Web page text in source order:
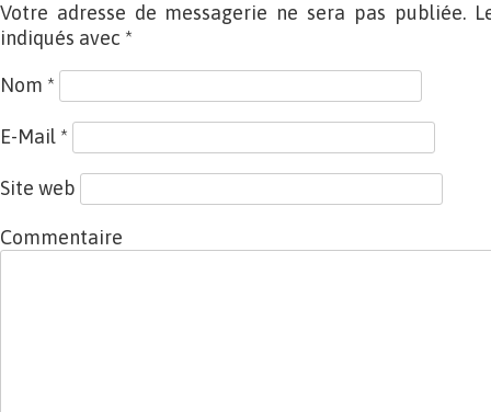
Votre adresse de messagerie ne sera pas publiée.
indiqués avec *
Nom *
E-Mail *
Site web
Commentaire